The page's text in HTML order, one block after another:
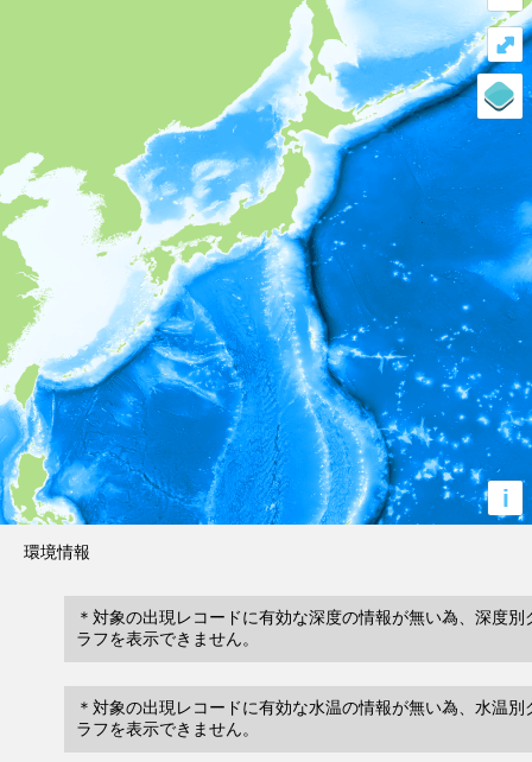
i
⤢
環境情報
＊対象の出現レコードに有効な深度の情報が無い為、深度別
ラフを表示できません。
＊対象の出現レコードに有効な水温の情報が無い為、水温別
ラフを表示できません。